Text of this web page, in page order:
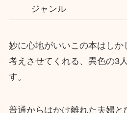
ジャンル
妙に心地がいいこの本はしか
考えさせてくれる、異色の3
す。
普通からはかけ離れた夫婦と